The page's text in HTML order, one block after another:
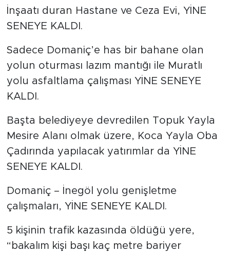
İnşaatı duran Hastane ve Ceza Evi, YİNE
SENEYE KALDI.
Sadece Domaniç’e has bir bahane olan
yolun oturması lazım mantığı ile Muratlı
yolu asfaltlama çalışması YİNE SENEYE
KALDI.
Başta belediyeye devredilen Topuk Yayla
Mesire Alanı olmak üzere, Koca Yayla Oba
Çadırında yapılacak yatırımlar da YİNE
SENEYE KALDI.
Domaniç – İnegöl yolu genişletme
çalışmaları, YİNE SENEYE KALDI.
5 kişinin trafik kazasında öldüğü yere,
“bakalım kişi başı kaç metre bariyer